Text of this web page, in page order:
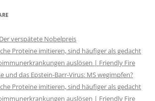
verspätete Nobelpreis
Proteine imitieren, sind häufiger als gedacht
auslösen | Friendly Fire
und das Epstein-Barr-Virus: MS wegimpfen?
Proteine imitieren, sind häufiger als gedacht
auslösen | Friendly Fire